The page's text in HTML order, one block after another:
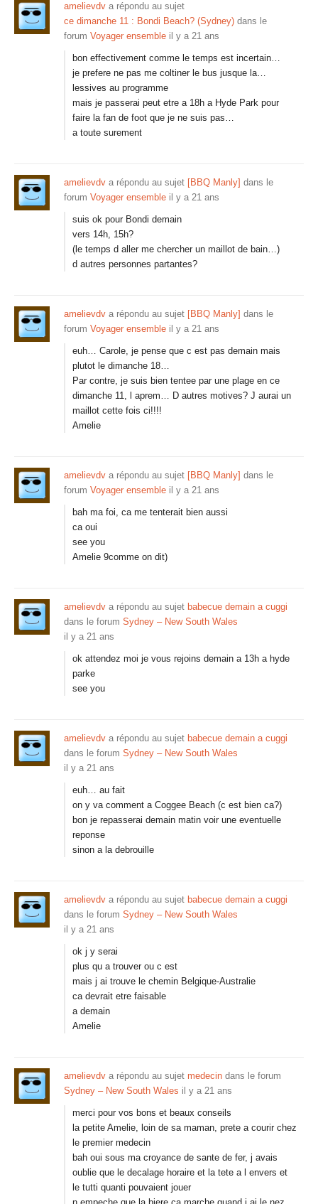
amelievdv a répondu au sujet
ce dimanche 11 : Bondi Beach? (Sydney) dans le
forum Voyager ensemble il y a 21 ans
bon effectivement comme le temps est incertain…
je prefere ne pas me coltiner le bus jusque la…
lessives au programme
mais je passerai peut etre a 18h a Hyde Park pour
faire la fan de foot que je ne suis pas…
a toute surement
amelievdv a répondu au sujet [BBQ Manly] dans le
forum Voyager ensemble il y a 21 ans
suis ok pour Bondi demain
vers 14h, 15h?
(le temps d aller me chercher un maillot de bain…)
d autres personnes partantes?
amelievdv a répondu au sujet [BBQ Manly] dans le
forum Voyager ensemble il y a 21 ans
euh… Carole, je pense que c est pas demain mais
plutot le dimanche 18…
Par contre, je suis bien tentee par une plage en ce
dimanche 11, l aprem… D autres motives? J aurai un
maillot cette fois ci!!!!
Amelie
amelievdv a répondu au sujet [BBQ Manly] dans le
forum Voyager ensemble il y a 21 ans
bah ma foi, ca me tenterait bien aussi
ca oui
see you
Amelie 9comme on dit)
amelievdv a répondu au sujet babecue demain a cuggi
dans le forum Sydney – New South Wales
il y a 21 ans
ok attendez moi je vous rejoins demain a 13h a hyde
parke
see you
amelievdv a répondu au sujet babecue demain a cuggi
dans le forum Sydney – New South Wales
il y a 21 ans
euh… au fait
on y va comment a Coggee Beach (c est bien ca?)
bon je repasserai demain matin voir une eventuelle
reponse
sinon a la debrouille
amelievdv a répondu au sujet babecue demain a cuggi
dans le forum Sydney – New South Wales
il y a 21 ans
ok j y serai
plus qu a trouver ou c est
mais j ai trouve le chemin Belgique-Australie
ca devrait etre faisable
a demain
Amelie
amelievdv a répondu au sujet medecin dans le forum
Sydney – New South Wales il y a 21 ans
merci pour vos bons et beaux conseils
la petite Amelie, loin de sa maman, prete a courir chez
le premier medecin
bah oui sous ma croyance de sante de fer, j avais
oublie que le decalage horaire et la tete a l envers et
le tutti quanti pouvaient jouer